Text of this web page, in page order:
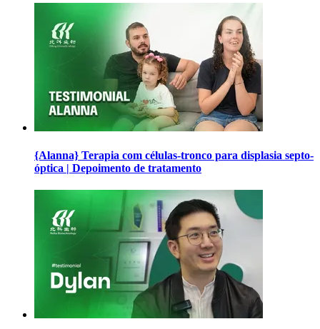
{Alanna} Terapia com células-tronco para displasia septo-
óptica | Depoimento de tratamento